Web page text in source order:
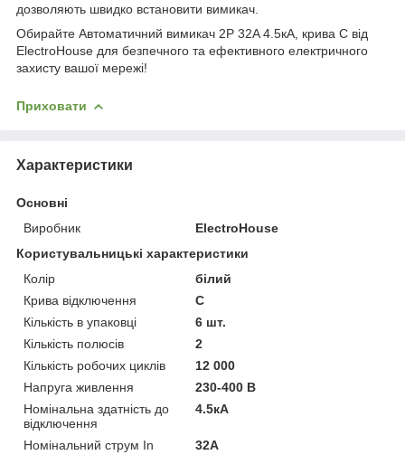
дозволяють швидко встановити вимикач.
Обирайте Автоматичний вимикач 2Р 32A 4.5кА, крива C від
ElectroHouse для безпечного та ефективного електричного
захисту вашої мережі!
Приховати
Характеристики
Основні
Виробник
ElectroHouse
Користувальницькі характеристики
Колiр
білий
Крива відключення
C
Кількість в упаковці
6 шт.
Кількість полюсів
2
Кількість робочих циклів
12 000
Напруга живлення
230-400 В
Номінальна здатність до
відключення
4.5кА
Номінальний струм In
32A